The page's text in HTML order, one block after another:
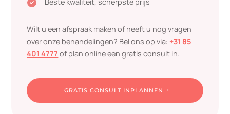

Wilt u een afspraak maken of heeft u nog vragen
over onze behandelingen? Bel ons op via: +31 85
401 4777 of plan online een gratis consult in.
GRATIS CONSULT INPLANNEN